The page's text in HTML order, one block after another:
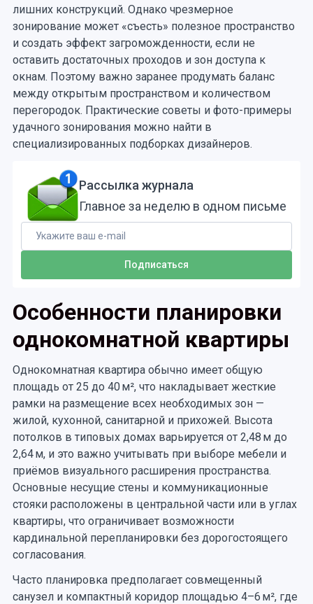
лишних конструкций. Однако чрезмерное
зонирование может «съесть» полезное пространство
и создать эффект загроможденности, если не
оставить достаточных проходов и зон доступа к
окнам. Поэтому важно заранее продумать баланс
между открытым пространством и количеством
перегородок. Практические советы и фото-примеры
удачного зонирования можно найти в
специализированных подборках дизайнеров.
Рассылка журнала
Главное за неделю в одном письме
Особенности планировки
однокомнатной квартиры
Однокомнатная квартира обычно имеет общую
площадь от 25 до 40 м², что накладывает жесткие
рамки на размещение всех необходимых зон —
жилой, кухонной, санитарной и прихожей. Высота
потолков в типовых домах варьируется от 2,48 м до
2,64 м, и это важно учитывать при выборе мебели и
приёмов визуального расширения пространства.
Основные несущие стены и коммуникационные
стояки расположены в центральной части или в углах
квартиры, что ограничивает возможности
кардинальной перепланировки без дорогостоящего
согласования.
Часто планировка предполагает совмещенный
санузел и компактный коридор площадью 4–6 м², где